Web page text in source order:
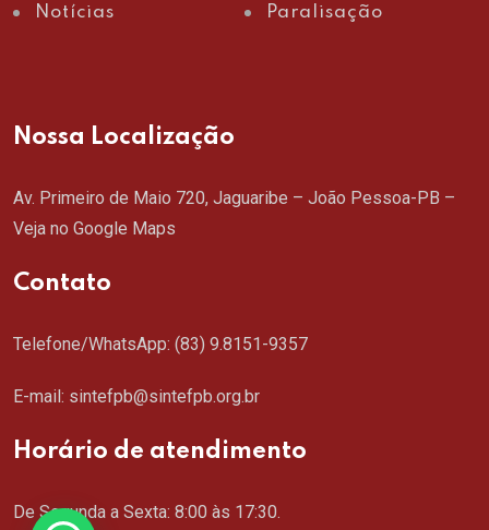
Notícias Paralisação
Nossa Localização
Av. Primeiro de Maio 720, Jaguaribe – João Pessoa-PB –
Veja no Google Maps
Contato
Telefone/WhatsApp: (83) 9.8151-9357
E-mail: sintefpb@sintefpb.org.br
Horário de atendimento
De Segunda a Sexta: 8:00 às 17:30.